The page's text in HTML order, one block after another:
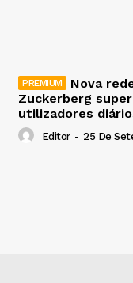
Nova
Zuckerberg
utilizadores
Editor - 25 De